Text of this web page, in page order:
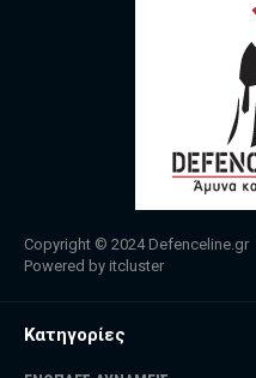
Copyright © 2024 Defenceline.gr
Powered by itcluster
Κατηγορίες